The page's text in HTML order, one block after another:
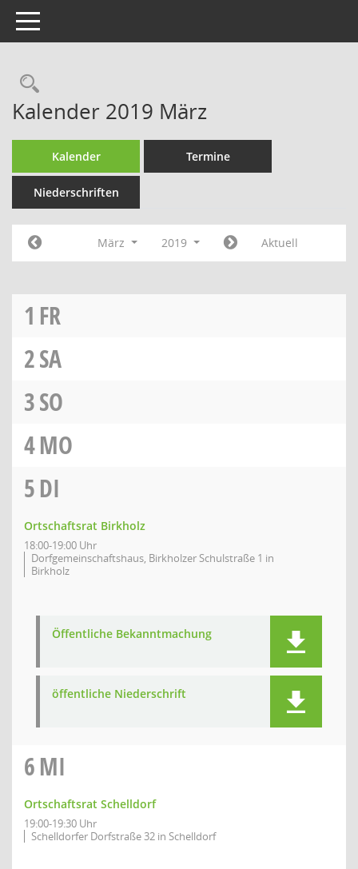
Toggle navigation
Rechercheauswahl
Kalender 2019 März
Kalender Termine
Niederschriften
März 2019 Aktuell
1 FR
2SA
3SO
4MO
5DI
Ortschaftsrat Birkholz
18:00-19:00 Uhr
Dorfgemeinschaftshaus, Birkholzer Schulstraße 1 in
Birkholz
Öffentliche Bekanntmachung
öffentliche Niederschrift
6MI
Ortschaftsrat Schelldorf
19:00-19:30 Uhr
Schelldorfer Dorfstraße 32 in Schelldorf